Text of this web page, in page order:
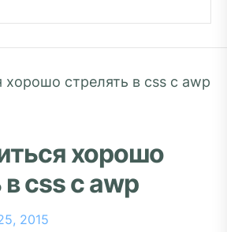
хорошо
css с awp
2015